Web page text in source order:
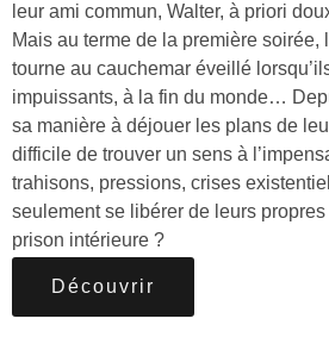
leur ami commun, Walter, à priori
Mais au terme de la première
tourne au cauchemar éveillé
impuissants, à la fin du monde…
sa manière à déjouer les plans de
difficile de trouver un sens à
trahisons, pressions, crises
seulement se libérer de leurs
prison intérieure ?
Découvrir